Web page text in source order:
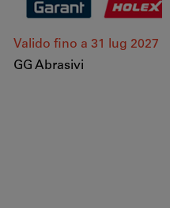
Valido fino a 31 lug 2027
GG Abrasivi